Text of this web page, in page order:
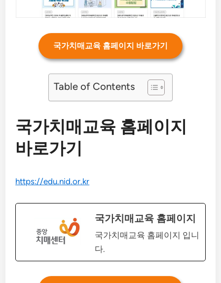
국가치매교육 홈페이지 바로가기
Table of Contents
국가치매교육 홈페이지
바로가기
https://edu.nid.or.kr
국가치매교육 홈페이지
국가치매교육 홈페이지 입니
다.